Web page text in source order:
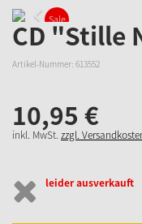
Sale
CD "Stille
Artikel-Nummer: 613552
10,95 €
inkl. MwSt. zzgl.
leider ausverkauft